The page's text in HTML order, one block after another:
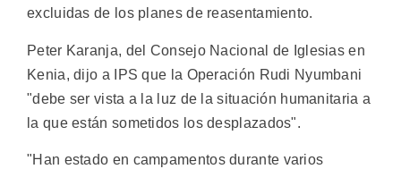
excluidas de los planes de reasentamiento.
Peter Karanja, del Consejo Nacional de Iglesias en
Kenia, dijo a IPS que la Operación Rudi Nyumbani
"debe ser vista a la luz de la situación humanitaria a
la que están sometidos los desplazados".
"Han estado en campamentos durante varios